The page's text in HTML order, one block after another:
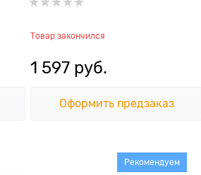
Товар закончился
1 597 руб.
Оформить предзаказ
Рекомендуем